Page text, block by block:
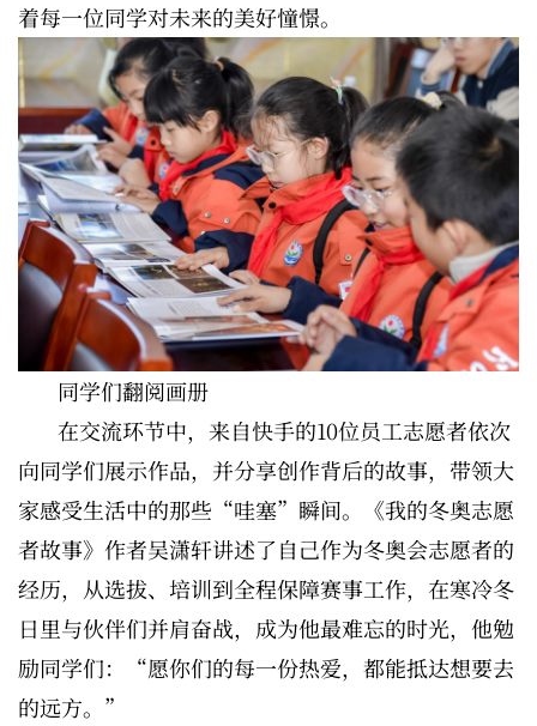
着每一位同学对未来的美好憧憬。
同学们翻阅画册
在交流环节中，来自快手的10位员工志愿者依次
向同学们展示作品，并分享创作背后的故事，带领大
家感受生活中的那些“哇塞”瞬间。《我的冬奥志愿
者故事》作者吴潇轩讲述了自己作为冬奥会志愿者的
经历，从选拔、培训到全程保障赛事工作，在寒冷冬
日里与伙伴们并肩奋战，成为他最难忘的时光，他勉
励同学们：“愿你们的每一份热爱，都能抵达想要去
的远方。”